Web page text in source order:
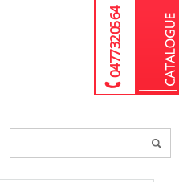
04 77 32 05 64